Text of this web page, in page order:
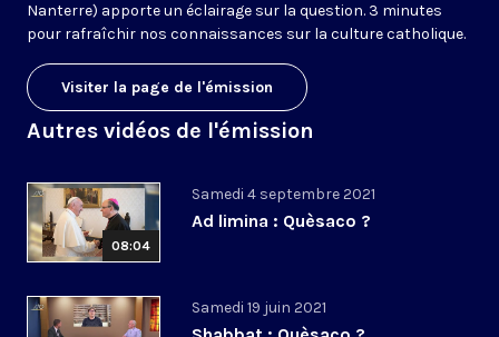
Nanterre) apporte un éclairage sur la question. 3 minutes
pour rafraîchir nos connaissances sur la culture catholique.
Visiter la page de l'émission
Autres vidéos de l'émission
08:04
Samedi 4 septembre 2021
Ad limina : Quèsaco ?
Samedi 19 juin 2021